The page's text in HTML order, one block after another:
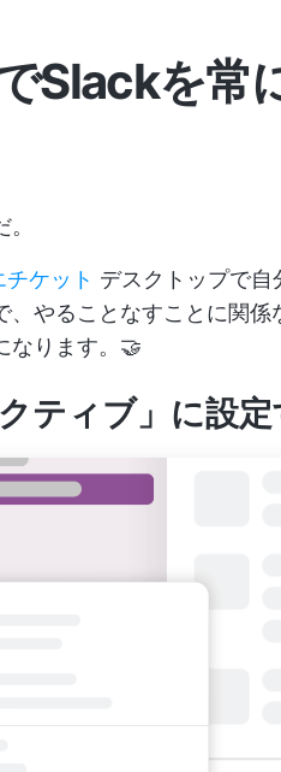
Slackを常
ケット デスクトップで自
、やることなすことに関
なります。🤝
ティブ」に設定